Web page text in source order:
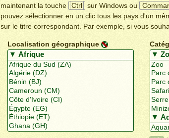
maintenant la touche
Ctrl sur Windows ou
pouvez sélectionner en un clic tous les pays d'un
sur le titre correspondant. Par exemple, si vous
Localisation géographique